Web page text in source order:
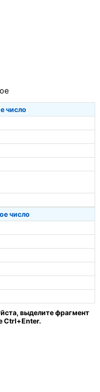
число
число
выделите фрагмент
Ctrl+Enter.